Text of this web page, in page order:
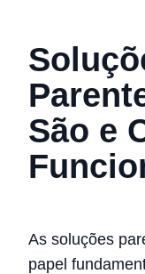
São e
As soluções
papel